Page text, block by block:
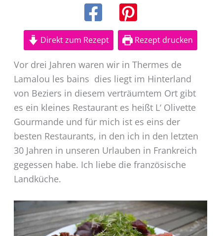
Direkt zum Rezept Rezept drucken
Vor drei Jahren waren wir in Thermes de
Lamalou les bains dies liegt im Hinterland
von Beziers in diesem verträumtem Ort gibt
es ein kleines Restaurant es heißt L‘ Olivette
Gourmande und für mich ist es eins der
besten Restaurants, in den ich in den letzten
30 Jahren in unseren Urlauben in Frankreich
gegessen habe. Ich liebe die französische
Landküche.